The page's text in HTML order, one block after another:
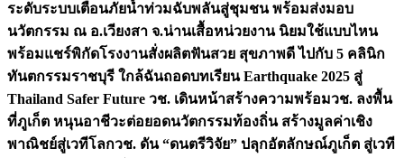
ระดับระบบเตือนภัยน้ำท่วมฉับพลันสู่ชุมชน พร้อมส่งมอบ
นวัตกรรม ณ อ.เวียงสา จ.น่านเสื้อหน่วยงาน นิยมใช้แบบไหน
พร้อมแชร์พิกัดโรงงานสั่งผลิตฟันสวย สุขภาพดี ไปกับ 5 คลินิก
ทันตกรรมราชบุรี ใกล้ฉันถอดบทเรียน Earthquake 2025 สู่
Thailand Safer Future วช. เดินหน้าสร้างความพร้อมวช. ลงพื้น
ที่ภูเก็ต หนุนอาชีวะต่อยอดนวัตกรรมท้องถิ่น สร้างมูลค่าเชิง
พาณิชย์สู่เวทีโลกวช. ดัน “ดนตรีวิจัย” ปลุกอัตลักษณ์ภูเก็ต สู่เวที